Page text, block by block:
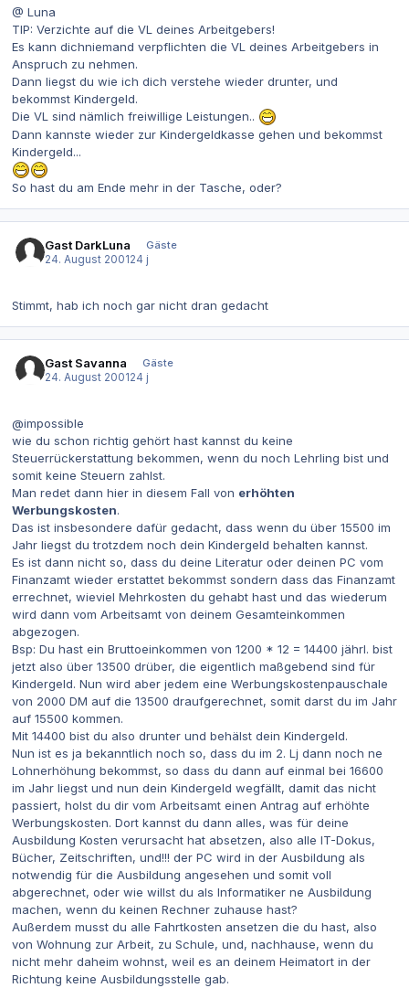
@ Luna
TIP: Verzichte auf die VL deines Arbeitgebers!
Es kann dichniemand verpflichten die VL deines Arbeitgebers in
Anspruch zu nehmen.
Dann liegst du wie ich dich verstehe wieder drunter, und
bekommst Kindergeld.
Die VL sind nämlich freiwillige Leistungen..
Dann kannste wieder zur Kindergeldkasse gehen und bekommst
Kindergeld...
So hast du am Ende mehr in der Tasche, oder?
Gast DarkLuna
Gäste
24. August 2001 24 j
Stimmt, hab ich noch gar nicht dran gedacht
Gast Savanna
Gäste
24. August 2001 24 j
@impossible
wie du schon richtig gehört hast kannst du keine
Steuerrückerstattung bekommen, wenn du noch Lehrling bist und
somit keine Steuern zahlst.
Man redet dann hier in diesem Fall von erhöhten
Werbungskosten.
Das ist insbesondere dafür gedacht, dass wenn du über 15500 im
Jahr liegst du trotzdem noch dein Kindergeld behalten kannst.
Es ist dann nicht so, dass du deine Literatur oder deinen PC vom
Finanzamt wieder erstattet bekommst sondern dass das Finanzamt
errechnet, wieviel Mehrkosten du gehabt hast und das wiederum
wird dann vom Arbeitsamt von deinem Gesamteinkommen
abgezogen.
Bsp: Du hast ein Bruttoeinkommen von 1200 * 12 = 14400 jährl. bist
jetzt also über 13500 drüber, die eigentlich maßgebend sind für
Kindergeld. Nun wird aber jedem eine Werbungskostenpauschale
von 2000 DM auf die 13500 draufgerechnet, somit darst du im Jahr
auf 15500 kommen.
Mit 14400 bist du also drunter und behälst dein Kindergeld.
Nun ist es ja bekanntlich noch so, dass du im 2. Lj dann noch ne
Lohnerhöhung bekommst, so dass du dann auf einmal bei 16600
im Jahr liegst und nun dein Kindergeld wegfällt, damit das nicht
passiert, holst du dir vom Arbeitsamt einen Antrag auf erhöhte
Werbungskosten. Dort kannst du dann alles, was für deine
Ausbildung Kosten verursacht hat absetzen, also alle IT-Dokus,
Bücher, Zeitschriften, und!!! der PC wird in der Ausbildung als
notwendig für die Ausbildung angesehen und somit voll
abgerechnet, oder wie willst du als Informatiker ne Ausbildung
machen, wenn du keinen Rechner zuhause hast?
Außerdem musst du alle Fahrtkosten ansetzen die du hast, also
von Wohnung zur Arbeit, zu Schule, und, nachhause, wenn du
nicht mehr daheim wohnst, weil es an deinem Heimatort in der
Richtung keine Ausbildungsstelle gab.